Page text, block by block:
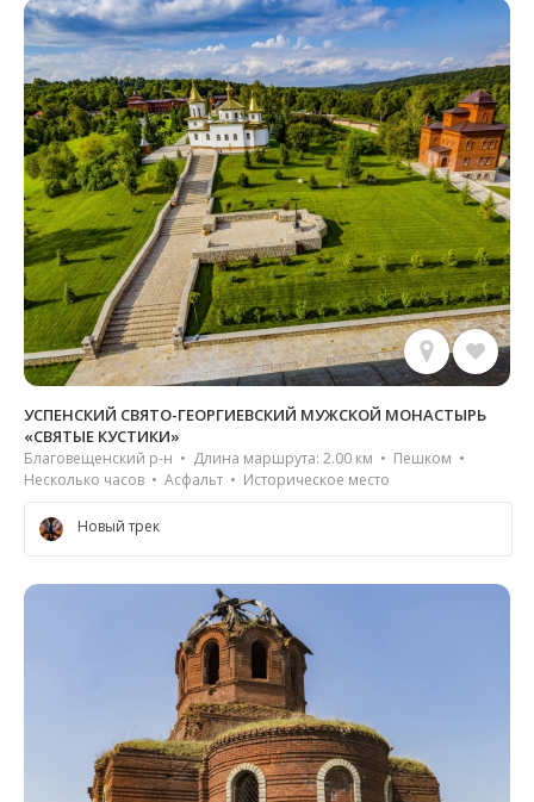
УСПЕНСКИЙ СВЯТО-ГЕОРГИЕВСКИЙ МУЖСКОЙ МОНАСТЫРЬ
«СВЯТЫЕ КУСТИКИ»
Благовещенский р-н • Длина маршрута: 2.00 км • Пешком •
Несколько часов • Асфальт • Историческое место
Новый трек